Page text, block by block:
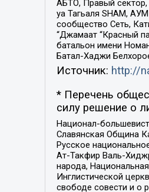
АБТО, Правый
уа Тагьаля SHAM,
сообщество Сеть,
“Джамаат “Красный
батальон имени
Батал-Хаджи
Источник: http://
* Перечень
силу решение о
Национал-
Славянская Община
Русское
Ат-Такфир Валь-
народа,
Инглистической
свободе совести и о